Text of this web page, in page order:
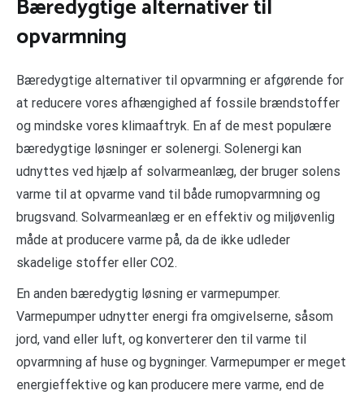
Bæredygtige alternativer til
opvarmning
Bæredygtige alternativer til opvarmning er afgørende for
at reducere vores afhængighed af fossile brændstoffer
og mindske vores klimaaftryk. En af de mest populære
bæredygtige løsninger er solenergi. Solenergi kan
udnyttes ved hjælp af solvarmeanlæg, der bruger solens
varme til at opvarme vand til både rumopvarmning og
brugsvand. Solvarmeanlæg er en effektiv og miljøvenlig
måde at producere varme på, da de ikke udleder
skadelige stoffer eller CO2.
En anden bæredygtig løsning er varmepumper.
Varmepumper udnytter energi fra omgivelserne, såsom
jord, vand eller luft, og konverterer den til varme til
opvarmning af huse og bygninger. Varmepumper er meget
energieffektive og kan producere mere varme, end de